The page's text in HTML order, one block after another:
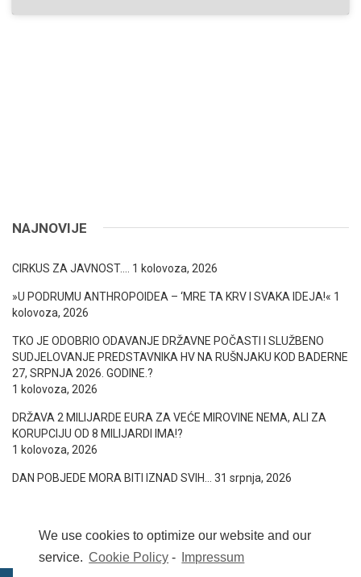
We use cookies to optimize our website and our
service. Cookie Policy - Impressum
NAJNOVIJE
CIRKUS ZA JAVNOST…. 1 kolovoza, 2026
»U PODRUMU ANTHROPOIDEA – ‘MRE TA KRV I SVAKA IDEJA!« 1
kolovoza, 2026
TKO JE ODOBRIO ODAVANJE DRŽAVNE POČASTI I SLUŽBENO
SUDJELOVANJE PREDSTAVNIKA HV NA RUŠNJAKU KOD BADERNE
27, SRPNJA 2026. GODINE.?
1 kolovoza, 2026
DRŽAVA 2 MILIJARDE EURA ZA VEĆE MIROVINE NEMA, ALI ZA
KORUPCIJU OD 8 MILIJARDI IMA!?
1 kolovoza, 2026
DAN POBJEDE MORA BITI IZNAD SVIH… 31 srpnja, 2026